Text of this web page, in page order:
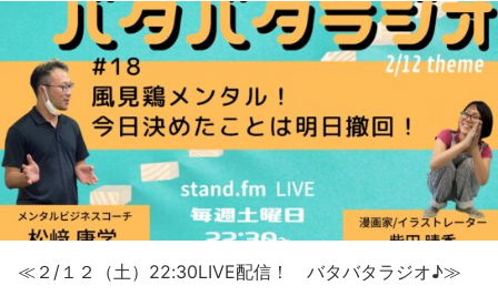
≪２/１２（土）22:30LIVE配信！ バタバタラジオ♪≫​